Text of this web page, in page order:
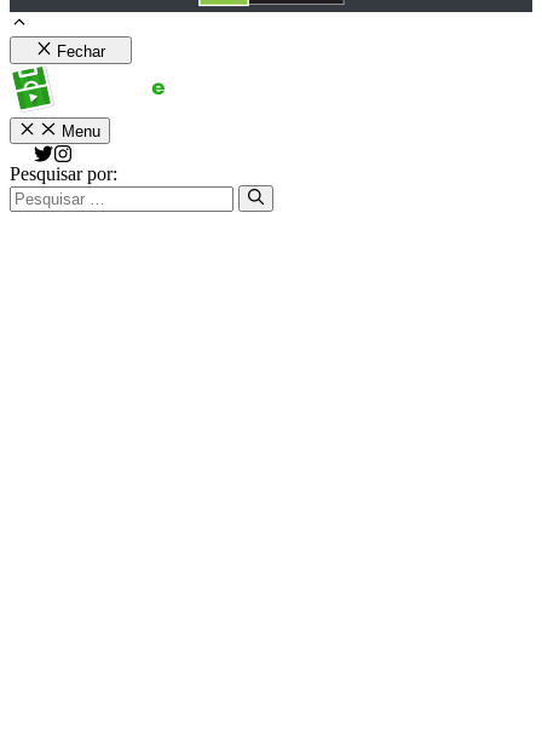
Fechar
Menu
Pesquisar por: